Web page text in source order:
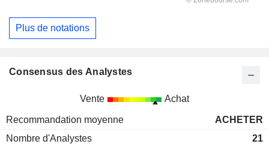
Plus de notations
Consensus des Analystes
Vente Achat
Recommandation moyenne
ACHETER
Nombre d'Analystes
21